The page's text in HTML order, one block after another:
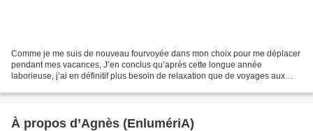
Comme je me suis de nouveau fourvoyée dans mon choix pour me déplacer
pendant mes vacances, J’en conclus qu’après cette longue année
laborieuse, j’ai en définitif plus besoin de relaxation que de voyages aux
À propos d’Agnès (EnlumériA)